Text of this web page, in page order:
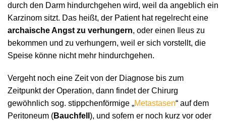
durch den Darm hindurchgehen wird, weil da angeblich ein
Karzinom sitzt. Das heißt, der Patient hat regelrecht eine
archaische Angst zu verhungern, oder einen Ileus zu
bekommen und zu verhungern, weil er sich vorstellt, die
Speise könne nicht mehr hindurchgehen.
Vergeht noch eine Zeit von der Diagnose bis zum
Zeitpunkt der Operation, dann findet der Chirurg
gewöhnlich sog. stippchenförmige „Metastasen“ auf dem
Peritoneum (Bauchfell ), und sofern er noch kurz vor oder